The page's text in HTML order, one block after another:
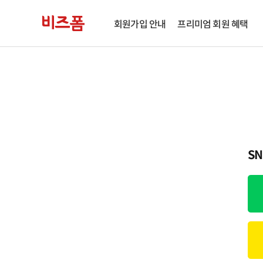
회원가입 안내 프리미엄 회원 혜택